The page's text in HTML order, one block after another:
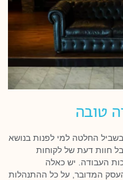
טובה
החלטה למי לפנות בנושא
חוות דעת של לקוחות
העבודה. יש כאלה
המדובר, על כל ההתנהלות